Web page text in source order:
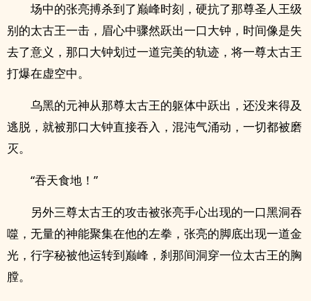
场中的张亮搏杀到了巅峰时刻，硬抗了那尊圣人王级
别的太古王一击，眉心中骤然跃出一口大钟，时间像是失
去了意义，那口大钟划过一道完美的轨迹，将一尊太古王
打爆在虚空中。
乌黑的元神从那尊太古王的躯体中跃出，还没来得及
逃脱，就被那口大钟直接吞入，混沌气涌动，一切都被磨
灭。
“吞天食地！”
另外三尊太古王的攻击被张亮手心出现的一口黑洞吞
噬，无量的神能聚集在他的左拳，张亮的脚底出现一道金
光，行字秘被他运转到巅峰，刹那间洞穿一位太古王的胸
膛。